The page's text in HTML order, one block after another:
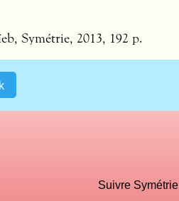
Symétrie, 2013, 192 p.
Suivre Symétrie